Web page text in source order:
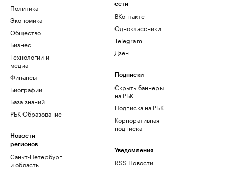
Политика
Экономика
Общество
Бизнес
Технологии и
медиа
Финансы
Биографии
База знаний
РБК Образование
Новости
регионов
Санкт-Петербург
и область
сети
ВКонтакте
Одноклассники
Telegram
Дзен
Подписки
Скрыть баннеры
на РБК
Подписка на РБК
Корпоративная
подписка
Уведомления
RSS Новости